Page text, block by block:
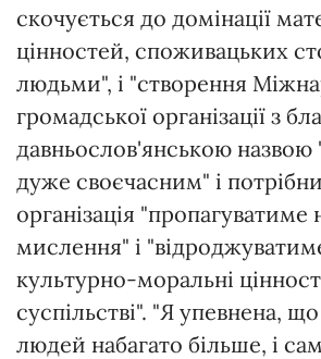
скочується до домінації
цінностей, споживацьких
людьми", і "створення
громадської організації з
давньослов'янською назвою
дуже своєчасним" і
організація
мислення" і
культурно-моральні
суспільстві". "Я упевнена,
людей набагато більше, і